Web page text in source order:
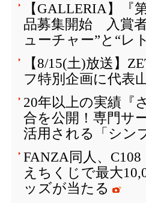
【GALLERIA】『
品募集開始 入賞
ューチャー”と“レ
【8/15(土)放送】
フ特別企画に代表
20年以上の実績『
合を公開！専門サ
活用される「シン
FANZA同人、
えちくじで最大
ッズが当たる